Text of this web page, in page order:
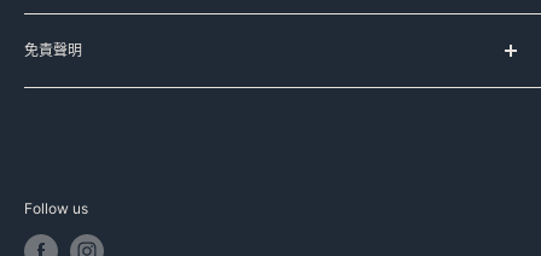
Meta Messenger
FB:meadowduck
其他購物平台客服
聯絡我們
私隱政策
退換貨政策
Meadow Duck 的品牌故事
免責聲明
本公司已盡力確保本網頁資料的準確性，本公司不擔保本網頁
改，恕不另行通知。部分圖片並非由本公司製作，該圖片之版
權均為其品牌持有人所擁有，如有版權問題，請與本公司聯
Follow us